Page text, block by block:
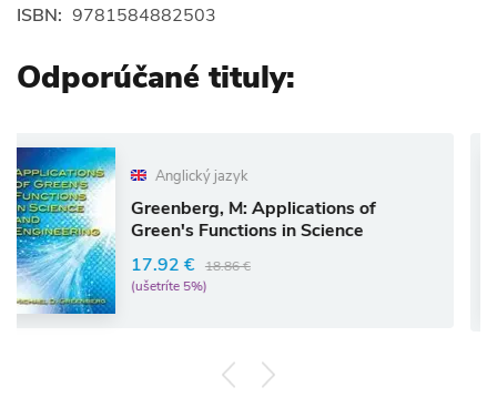
ISBN: 9781584882503
Odporúčané tituly:
Anglický jazyk
Greenberg, M: Applications of
Green's Functions in Science
17.92 € 18.86 €
(ušetríte 5%)